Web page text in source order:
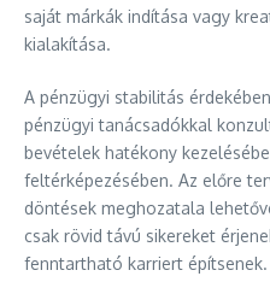
saját márkák indítása vagy
kialakítása.
A pénzügyi stabilitás
pénzügyi tanácsadókkal
bevételek hatékony
feltérképezésében. Az előre
döntések meghozatala
csak rövid távú sikereket
fenntartható karriert építsenek.